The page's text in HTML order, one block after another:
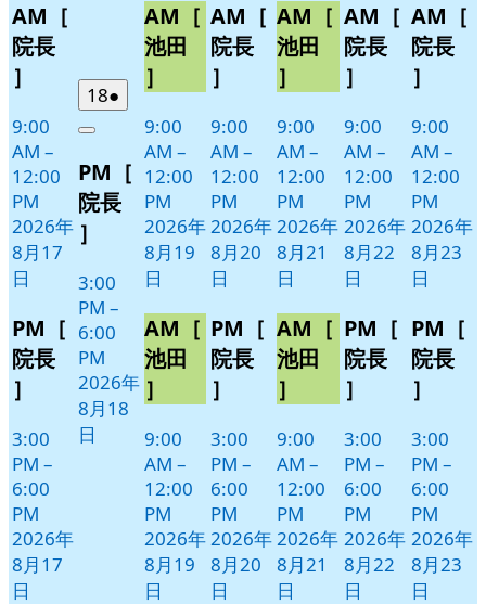
月
17
日
イ
AM［
院長
］
9:00
AM –
12:00
PM
2026年
8月17
日
PM［
院長
］
3:00
PM –
6:00
PM
2026年
8月17
日
182026
年
月
18
日
●
件
イ
ベ
Close
PM［
院長
］
3:00
PM –
6:00
PM
2026年
8月18
日
月
19
日
イ
ベ
ト)
AM［
池田
］
9:00
AM –
12:00
PM
2026年
8月19
日
AM［
池田
］
9:00
AM –
12:00
PM
2026年
8月19
日
月
20
日
イ
ベ
ト)
AM［
院長
］
9:00
AM –
12:00
PM
2026年
8月20
日
PM［
院長
］
3:00
PM –
6:00
PM
2026年
8月20
日
月
21
日
イ
ベ
ト)
AM［
池田
］
9:00
AM –
12:00
PM
2026年
8月21
日
AM［
池田
］
9:00
AM –
12:00
PM
2026年
8月21
日
月
22
日
イ
ベ
ト)
AM［
院長
］
9:00
AM –
12:00
PM
2026年
8月22
日
PM［
院長
］
3:00
PM –
6:00
PM
2026年
8月22
日
月
23
日
イ
AM［
院長
］
9:00
AM –
12:00
PM
2026年
8月23
日
PM［
院長
］
3:00
PM –
6:00
PM
2026年
8月23
日